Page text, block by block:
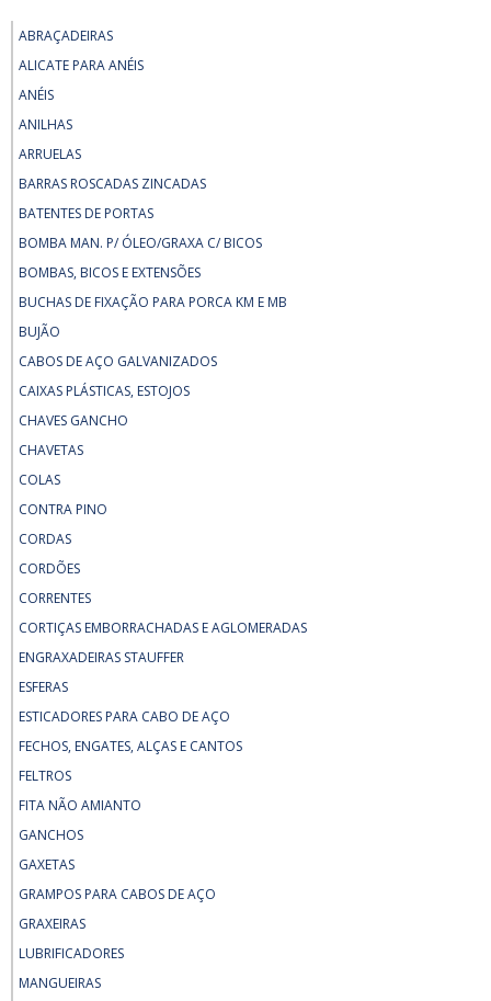
ABRAÇADEIRAS
ALICATE PARA ANÉIS
ANÉIS
ANILHAS
ARRUELAS
BARRAS ROSCADAS ZINCADAS
BATENTES DE PORTAS
BOMBA MAN. P/ ÓLEO/GRAXA C/ BICOS
BOMBAS, BICOS E EXTENSÕES
BUCHAS DE FIXAÇÃO PARA PORCA KM E MB
BUJÃO
CABOS DE AÇO GALVANIZADOS
CAIXAS PLÁSTICAS, ESTOJOS
CHAVES GANCHO
CHAVETAS
COLAS
CONTRA PINO
CORDAS
CORDÕES
CORRENTES
CORTIÇAS EMBORRACHADAS E AGLOMERADAS
ENGRAXADEIRAS STAUFFER
ESFERAS
ESTICADORES PARA CABO DE AÇO
FECHOS, ENGATES, ALÇAS E CANTOS
FELTROS
FITA NÃO AMIANTO
GANCHOS
GAXETAS
GRAMPOS PARA CABOS DE AÇO
GRAXEIRAS
LUBRIFICADORES
MANGUEIRAS